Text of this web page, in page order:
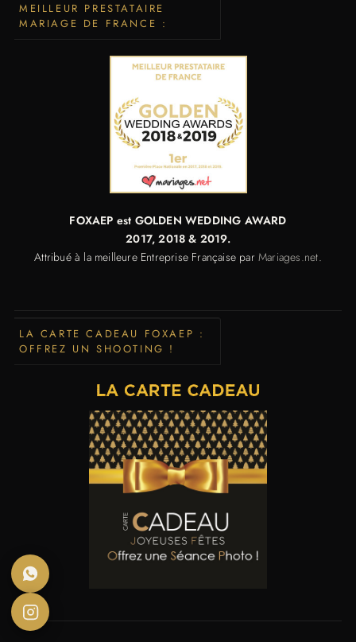
MEILLEUR PRESTATAIRE
MARIAGE DE FRANCE :
FOXAEP est GOLDEN WEDDING AWARD
2017,2018 & 2019.
Attribué à la meilleure Entreprise Française parMariages.net.
LA CARTE CADEAU FOXAEP :
OFFREZ UN SHOOTING !